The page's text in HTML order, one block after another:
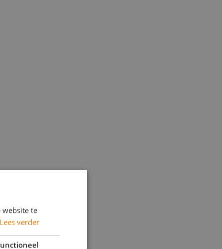
website te
Lees verder